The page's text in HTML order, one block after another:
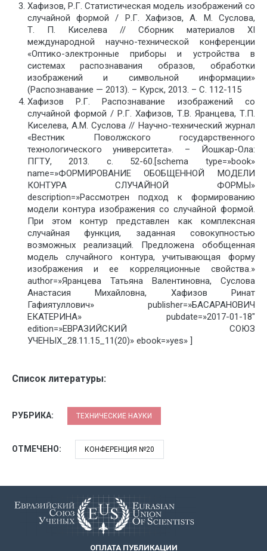
Хафизов, Р.Г. Статистическая модель изображений со
случайной формой / Р.Г. Хафизов, А. М. Суслова,
Т. П. Киселева // Сборник материалов XI
международной научно-технической конференции
«Оптико-электронные приборы и устройства в
системах распознавания образов, обработки
изображений и символьной информации»
(Распознавание — 2013). – Курск, 2013. – С. 112-115
Хафизов Р.Г. Распознавание изображений со
случайной формой / Р.Г. Хафизов, Т.В. Яранцева, Т.П.
Киселева, А.М. Суслова // Научно-технический журнал
«Вестник Поволжского государственного
технологического университета». – Йошкар-Ола:
ПГТУ, 2013. с. 52-60.[schema type=»book»
name=»ФОРМИРОВАНИЕ ОБОБЩЕННОЙ МОДЕЛИ
КОНТУРА СЛУЧАЙНОЙ ФОРМЫ»
description=»Рассмотрен подход к формированию
модели контура изображения со случайной формой.
При этом контур представлен как комплексная
случайная функция, заданная совокупностью
возможных реализаций. Предложена обобщенная
модель случайного контура, учитывающая форму
изображения и ее корреляционные свойства.»
author=»Яранцева Татьяна Валентиновна, Суслова
Анастасия Михайловна, Хафизов Ринат
Гафиятуллович» publisher=»БАСАРАНОВИЧ
ЕКАТЕРИНА» pubdate=»2017-01-18″
edition=»ЕВРАЗИЙСКИЙ СОЮЗ
УЧЕНЫХ_28.11.15_11(20)» ebook=»yes» ]
Список литературы:
РУБРИКА: ТЕХНИЧЕСКИЕ НАУКИ
ОТМЕЧЕНО: КОНФЕРЕНЦИЯ №20
ОПЛАТА ПУБЛИКАЦИИ